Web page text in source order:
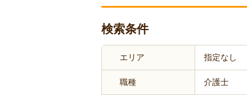
検索条件
エリア 指定なし
職種 介護士